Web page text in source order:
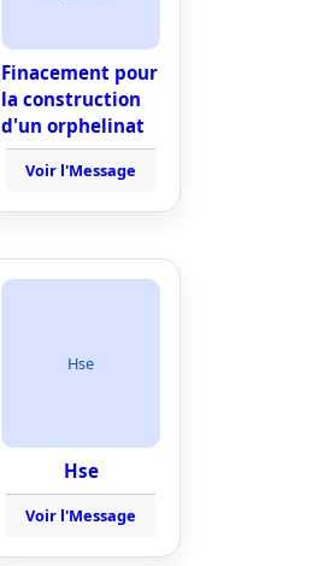
Finacement pour
la construction
d'un orphelinat
Voir l'Message
Hse
Hse
Voir l'Message